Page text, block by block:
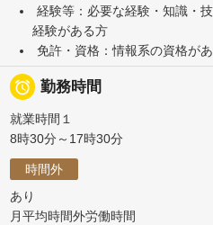
経験等：必要な経験・知識・
経験がある方
免許・資格：情報系の資格が
 勤務時間
就業時間１
8時30分～17時30分
時間外
あり
月平均時間外労働時間